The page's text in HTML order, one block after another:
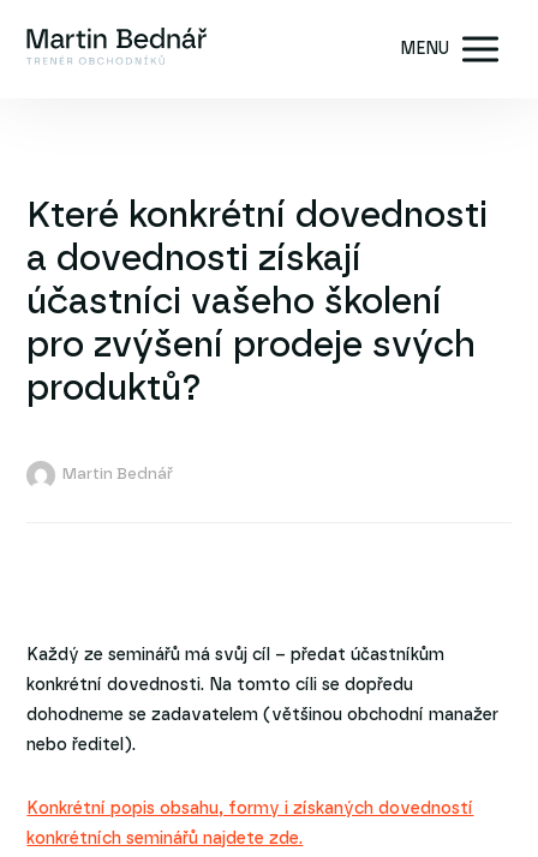
MENU
Které konkrétní dovednosti
a dovednosti získají
účastníci vašeho školení
pro zvýšení prodeje svých
produktů?
Martin Bednář
Každý ze seminářů má svůj cíl – předat účastníkům
konkrétní dovednosti. Na tomto cíli se dopředu
dohodneme se zadavatelem (většinou obchodní manažer
nebo ředitel).
Konkrétní popis obsahu, formy i získaných dovedností
konkrétních seminářů najdete zde.